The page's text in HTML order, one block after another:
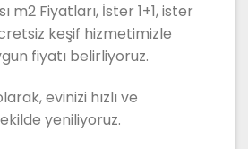
m2 Fiyatları, İster 1+1, ister
keşif hizmetimizle
fiyatı belirliyoruz.
evinizi hızlı ve
yeniliyoruz.